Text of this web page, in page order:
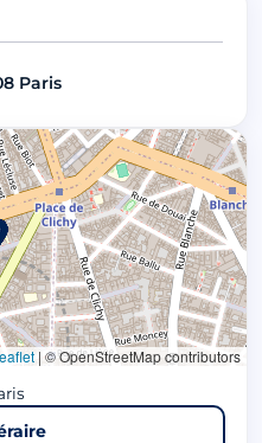
Paris
| © OpenStreetMap contributors